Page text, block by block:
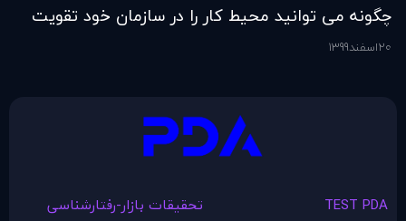
چگونه می توانید محیط کار را در سازمان خود تقویت
کنید؟
20اسفند1399
TEST PDA
تحقیقات بازار-رفتارشناسی